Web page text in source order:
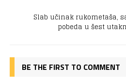
Slab učinak rukometaša,
pobeda u šest
BE THE FIRST TO COMMENT